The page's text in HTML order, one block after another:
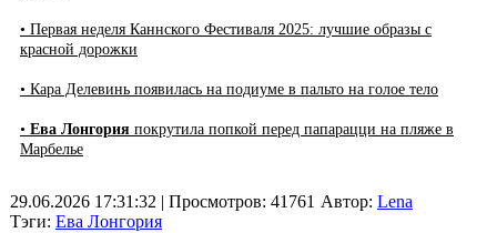
• Первая неделя Каннского Фестиваля 2025: лучшие образы с
красной дорожки
• Кара Делевинь появилась на подиуме в пальто на голое тело
• Ева Лонгория покрутила попкой перед папарацци на пляже в
Марбелье
29.06.2026 17:31:32 | Просмотров: 41761
Тэги: Ева Лонгория
Автор: Lena